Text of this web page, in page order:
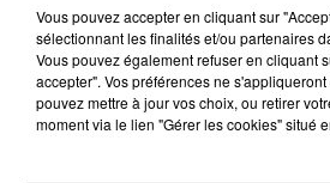
Château de Courtalain, Philippe
LES JEUX
Vous pouvez accepter en cliquant sur
sélectionnant les finalités et/ou partenaires
Vous pouvez également refuser en cliquant
accepter". Vos préférences ne
pouvez mettre à jour vos choix, ou retirer
moment via le lien "Gérer les cookies" situé